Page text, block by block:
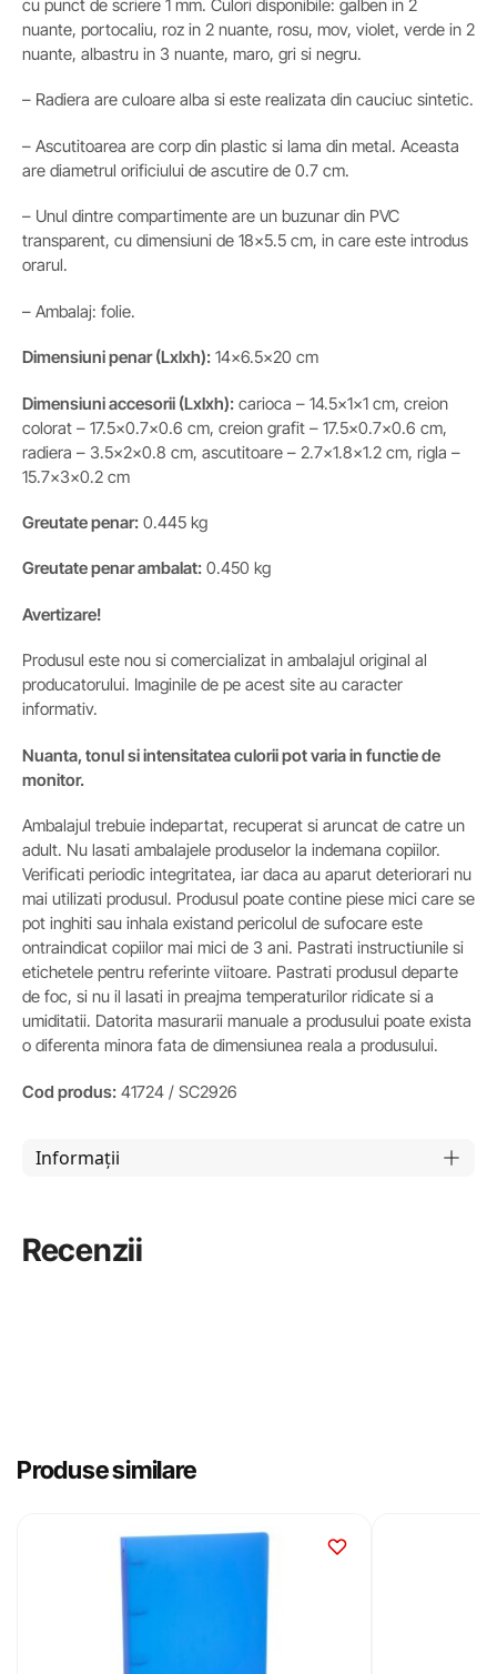
cu punct de scriere 1 mm. Culori disponibile: galben in 2
nuante, portocaliu, roz in 2 nuante, rosu, mov, violet, verde in 2
nuante, albastru in 3 nuante, maro, gri si negru.
– Radiera are culoare alba si este realizata din cauciuc sintetic.
– Ascutitoarea are corp din plastic si lama din metal. Aceasta
are diametrul orificiului de ascutire de 0.7 cm.
– Unul dintre compartimente are un buzunar din PVC
transparent, cu dimensiuni de 18×5.5 cm, in care este introdus
orarul.
– Ambalaj: folie.
Dimensiuni penar (Lxlxh): 14×6.5×20 cm
Dimensiuni accesorii (Lxlxh): carioca – 14.5x1x1 cm, creion
colorat – 17.5×0.7×0.6 cm, creion grafit – 17.5×0.7×0.6 cm,
radiera – 3.5x2x0.8 cm, ascutitoare – 2.7×1.8×1.2 cm, rigla –
15.7x3x0.2 cm
Greutate penar: 0.445 kg
Greutate penar ambalat: 0.450 kg
Avertizare!
Produsul este nou si comercializat in ambalajul original al
producatorului. Imaginile de pe acest site au caracter
informativ.
Nuanta, tonul si intensitatea culorii pot varia in functie de
monitor.
Ambalajul trebuie indepartat, recuperat si aruncat de catre un
adult. Nu lasati ambalajele produselor la indemana copiilor.
Verificati periodic integritatea, iar daca au aparut deteriorari nu
mai utilizati produsul. Produsul poate contine piese mici care se
pot inghiti sau inhala existand pericolul de sufocare este
ontraindicat copiilor mai mici de 3 ani. Pastrati instructiunile si
etichetele pentru referinte viitoare. Pastrati produsul departe
de foc, si nu il lasati in preajma temperaturilor ridicate si a
umiditatii. Datorita masurarii manuale a produsului poate exista
o diferenta minora fata de dimensiunea reala a produsului.
Cod produs: 41724 / SC2926
Informații
Recenzii
Produse similare